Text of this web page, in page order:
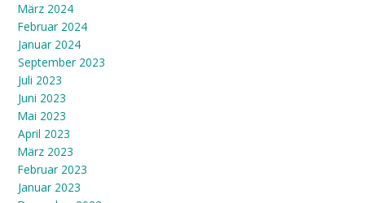
März 2024
Februar 2024
Januar 2024
September 2023
Juli 2023
Juni 2023
Mai 2023
April 2023
März 2023
Februar 2023
Januar 2023